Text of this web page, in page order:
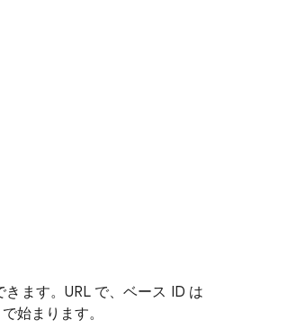
ます。URL で、ベース ID は
で始まります。